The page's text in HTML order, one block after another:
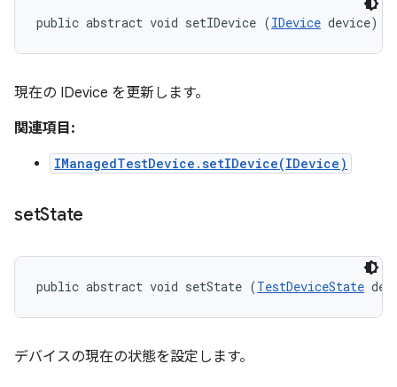
public abstract void setIDevice (IDevice device)
現在の IDevice を更新します。
関連項目:
IManagedTestDevice.setIDevice(IDevice)
setState
public abstract void setState (TestDeviceState
デバイスの現在の状態を設定します。